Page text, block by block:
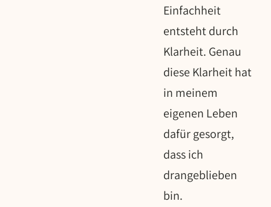
Einfachheit
entsteht durch
Klarheit. Genau
diese Klarheit hat
in meinem
eigenen Leben
dafür gesorgt,
dass ich
drangeblieben
bin.